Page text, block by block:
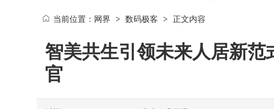
皆出色3699元起售 699元，配置强劲性价比高
当前位置： 网界 > 数码极客 > 正文内容
智美共生引领未来人居新
官